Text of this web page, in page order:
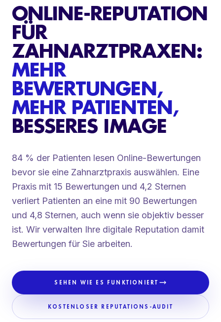
ONLINE-REPUTATION
FÜR
ZAHNARZTPRAXEN:
MEHR
BEWERTUNGEN,
MEHR PATIENTEN,
BESSERES IMAGE
84 % der Patienten lesen Online-Bewertungen
bevor sie eine Zahnarztpraxis auswählen. Eine
Praxis mit 15 Bewertungen und 4,2 Sternen
verliert Patienten an eine mit 90 Bewertungen
und 4,8 Sternen, auch wenn sie objektiv besser
ist. Wir verwalten Ihre digitale Reputation damit
Bewertungen für Sie arbeiten.
SEHEN WIE ES FUNKTIONIERT
KOSTENLOSER REPUTATIONS-AUDIT